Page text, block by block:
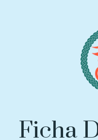
Ficha